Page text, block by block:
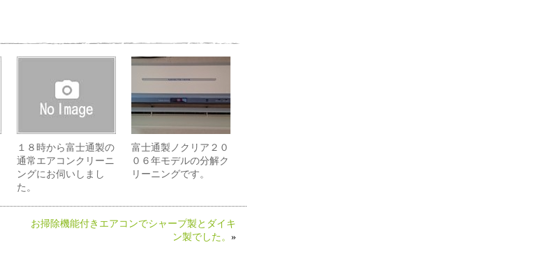
１８時から富士通製の
通常エアコンクリーニ
ングにお伺いしまし
た。
富士通製ノクリア２０
０６年モデルの分解ク
リーニングです。
お掃除機能付きエアコンでシャープ製とダイキ
ン製でした。 »